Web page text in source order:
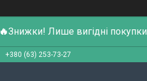
🔥Знижки! Лише вигідні покупки
+380 (63) 253-73-27